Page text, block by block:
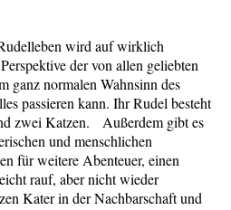
wird auf wirklich
der von allen geliebten
ganz normalen Wahnsinn des
passieren kann. Ihr Rudel besteht
zwei Katzen. Außerdem gibt es
und menschlichen
für weitere Abenteuer, einen
rauf, aber nicht wieder
Kater in der Nachbarschaft und